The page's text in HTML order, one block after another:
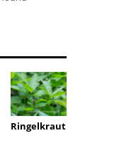
Ringelkraut